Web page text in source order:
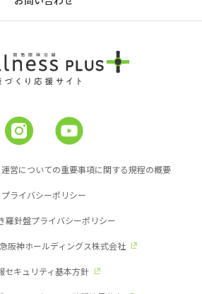
営についての重要事項に関する規程の概要
プライバシーポリシー
羅針盤プライバシーポリシー
阪神ホールディングス株式会社
セキュリティ基本方針